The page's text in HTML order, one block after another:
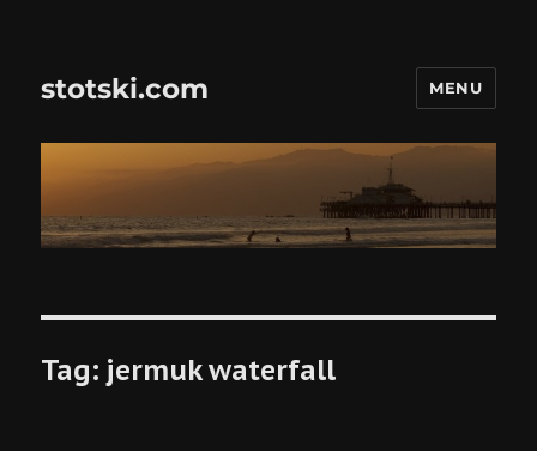
stotski.com MENU
Tag: jermuk waterfall